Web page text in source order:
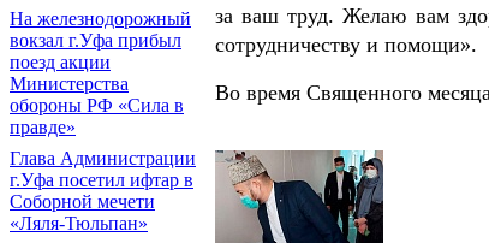
На железнодорожный
вокзал г.Уфа прибыл
поезд акции
Министерства
обороны РФ «Сила в
правде»
Глава Администрации
г.Уфа посетил ифтар в
Соборной мечети
«Ляля-Тюльпан»
за ваш труд. Желаю вам
сотрудничеству и помощи».
Во время Священного